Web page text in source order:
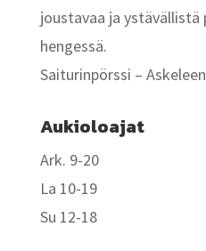
joustavaa ja ystävällistä
hengessä.
Saiturinpörssi –
Aukioloajat
Ark. 9-20
La 10-19
Su 12-18